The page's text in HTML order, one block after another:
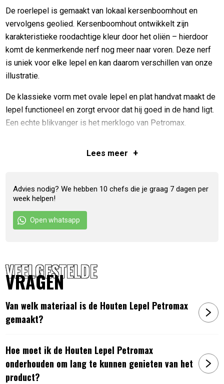
De roerlepel is gemaakt van lokaal kersenboomhout en
vervolgens geolied. Kersenboomhout ontwikkelt zijn
karakteristieke roodachtige kleur door het oliën – hierdoor
komt de kenmerkende nerf nog meer naar voren. Deze nerf
is uniek voor elke lepel en kan daarom verschillen van onze
illustratie.
De klassieke vorm met ovale lepel en plat handvat maakt de
lepel functioneel en zorgt ervoor dat hij goed in de hand ligt.
Een echte blikvanger is het merklogo van Petromax.
omstandigheden. Daarom moet je de Petromax lepel niet
rechtop en laat hem aan de lucht drogen. Om lang van je
Petromax houten lepel te genieten, let op het volgende:
Wanneer de olie door gebruik en reiniging afslijt, kun je de
behandeling regelmatig herhalen.
SPECIFICATIES
Materiaal: Kersen hout
Lengte: 32 cm
Artikelnummer: 4250435780213
Lees meer +
Advies nodig? We hebben 10 chefs die je graag 7 dagen per
week helpen!
Open whatsapp
VEELGESTELDE
VRAGEN
Van welk materiaal is de Houten Lepel Petromax
gemaakt?
Hoe moet ik de Houten Lepel Petromax
onderhouden om lang te kunnen genieten van het
product?